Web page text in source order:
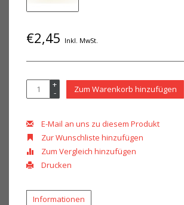
€2,45 Inkl. MwSt.
+
- Zum Warenkorb hinzufügen
E-Mail an uns zu diesem Produkt
Zur Wunschliste hinzufügen
Zum Vergleich hinzufügen
Drucken
Informationen